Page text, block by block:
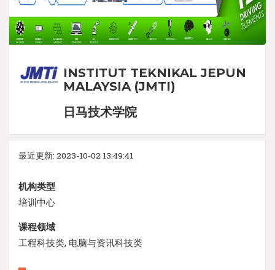
INSTITUT TEKNIKAL JEPUN
MALAYSIA (JMTI)
日马技术学院
最近更新: 2023-10-02 13:49:41
机构类型
培训中心
课程领域
工程科技类, 电脑与资讯科技类